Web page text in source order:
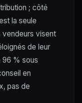
; côté
la seule
vendeurs visent
de leur
96 % sous
en
pas de